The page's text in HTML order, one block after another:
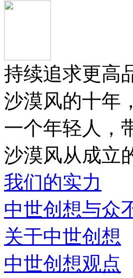
持续追求更高
沙漠风的十年
一个年轻人，
沙漠风从成立
我们的实力
中世创想与众
关于中世创想
中世创想观点